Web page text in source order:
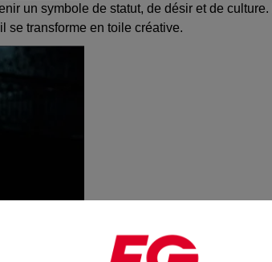
un symbole de statut, de désir et de culture.
se transforme en toile créative.